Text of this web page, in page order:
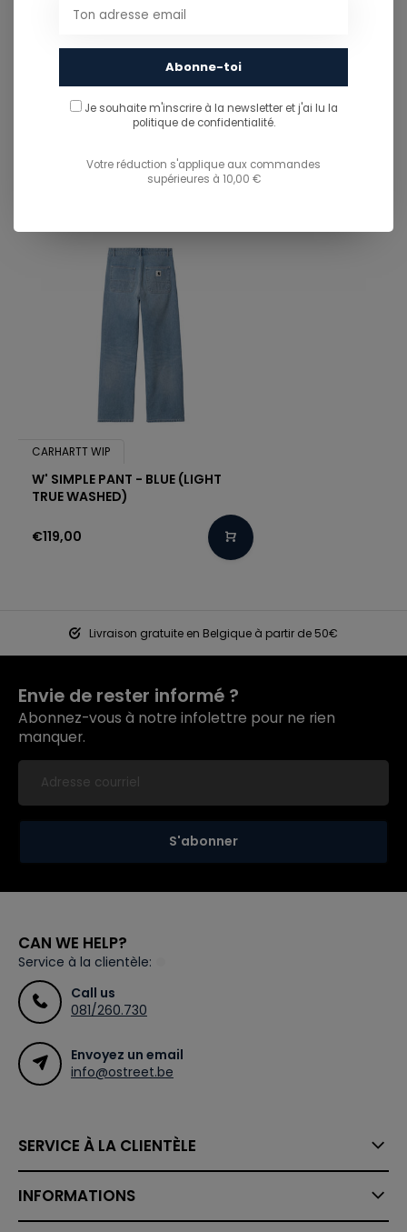
PARTAGER CE PRODUIT
TU POURRAIS AUSSI AIMER...
CARHARTT WIP
W' SIMPLE PANT - BLUE (LIGHT
TRUE WASHED)
€119,00
Livraison gratuite en Belgique à partir de 50€
Envie de rester informé ?
Abonnez-vous à notre infolettre pour ne rien
manquer.
S'abonner
CAN WE HELP?
Service à la clientèle:
Call us
081/260.730
Envoyez un email
info@ostreet.be
SERVICE À LA CLIENTÈLE
INFORMATIONS
Abonne-toi
Je souhaite m'inscrire à la newsletter et j'ai lu la
politique de confidentialité.
Votre réduction s'applique aux commandes
supérieures à 10,00 €